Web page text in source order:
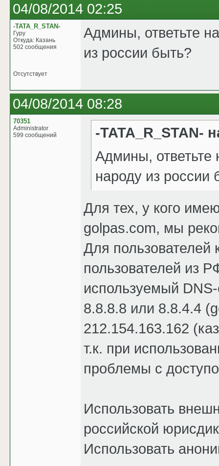
04/08/2014 02:25
-TATA_R_STAN-
Гуру
Откуда: Казань
502 сообщения
Админы, ответьте
из россии быть?
Отсутствует
04/08/2014 08:28
70351
Administrator
599 сообщений
-TATA_R_STAN-
Админы,
народу из россии
Для тех, у кого
golpas.com, мы
Для пользователей
пользователей из
используемый
8.8.8.8 или 8.8.4.4
212.154.163.162
т.к. при
проблемы с
Использовать
российской
Использовать